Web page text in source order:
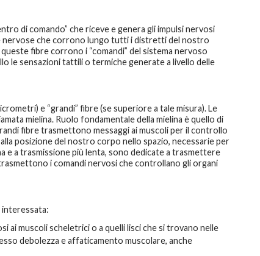
di comando” che riceve e genera gli impulsi nervosi
nervose che corrono lungo tutti i distretti del nostro
fibre corrono i “comandi” del sistema nervoso
le sensazioni tattili o termiche generate a livello delle
e “grandi” fibre (se superiore a tale misura). Le
mielina. Ruolo fondamentale della mielina è quello di
fibre trasmettono messaggi ai muscoli per il controllo
posizione del nostro corpo nello spazio, necessarie per
e a trasmissione più lenta, sono dedicate a trasmettere
i comandi nervosi che controllano gli organi
muscoli scheletrici o a quelli lisci che si trovano nelle
debolezza e affaticamento muscolare, anche